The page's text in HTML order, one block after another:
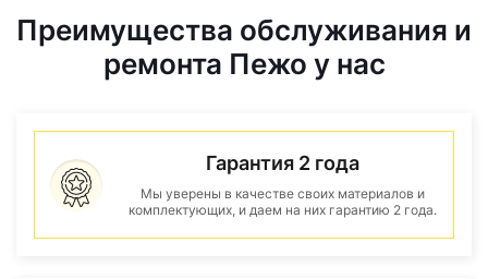
Преимущества обслуживания и
ремонта Пежо у нас
Гарантия 2 года
Мы уверены в качестве своих материалов и
комплектующих, и даем на них гарантию 2 года.